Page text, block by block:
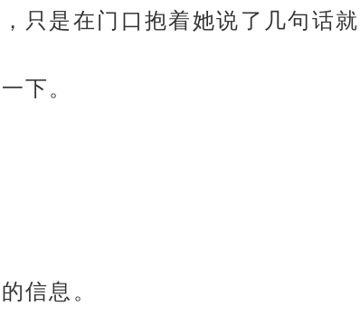
只是在门口抱着她说了几句话
下。
信息。